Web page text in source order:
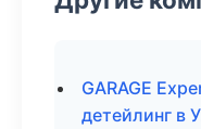
GARAGE
детейлинг в